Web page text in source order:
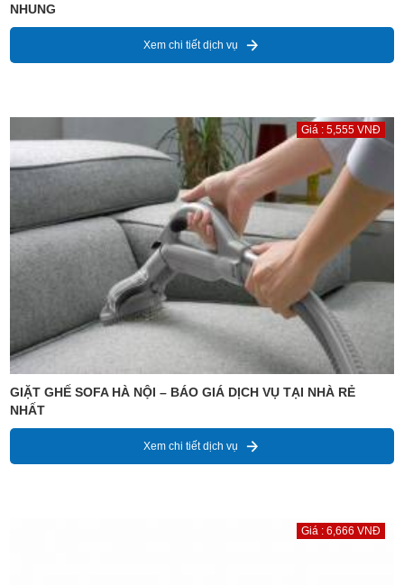
NHUNG
Xem chi tiết dịch vụ
Giá : 5,555 VNĐ
GIẶT GHẾ SOFA HÀ NỘI – BÁO GIÁ DỊCH VỤ TẠI NHÀ RẺ
NHẤT
Xem chi tiết dịch vụ
Giá : 6,666 VNĐ